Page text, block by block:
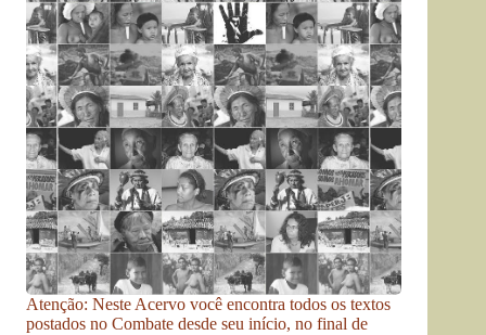
Atenção: Neste Acervo você encontra todos os textos
postados no Combate desde seu início, no final de